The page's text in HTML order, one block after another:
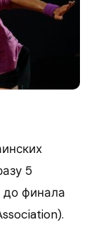
5
до финала